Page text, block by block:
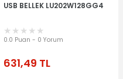
USB BELLEK LU202W128GG4
0.0 Puan - 0 Yorum
631,49 TL